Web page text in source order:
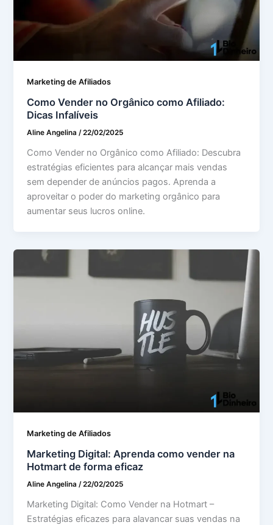
Marketing de Afiliados
Como Vender no Orgânico como Afiliado:
Dicas Infalíveis
Aline Angelina/22/02/2025
Como Vender no Orgânico como Afiliado: Descubra
estratégias eficientes para alcançar mais vendas
sem depender de anúncios pagos. Aprenda a
aproveitar o poder do marketing orgânico para
aumentar seus lucros online.
Marketing de Afiliados
Marketing Digital: Aprenda como vender na
Hotmart de forma eficaz
Aline Angelina/22/02/2025
Marketing Digital: Como Vender na Hotmart –
Estratégias eficazes para alavancar suas vendas na